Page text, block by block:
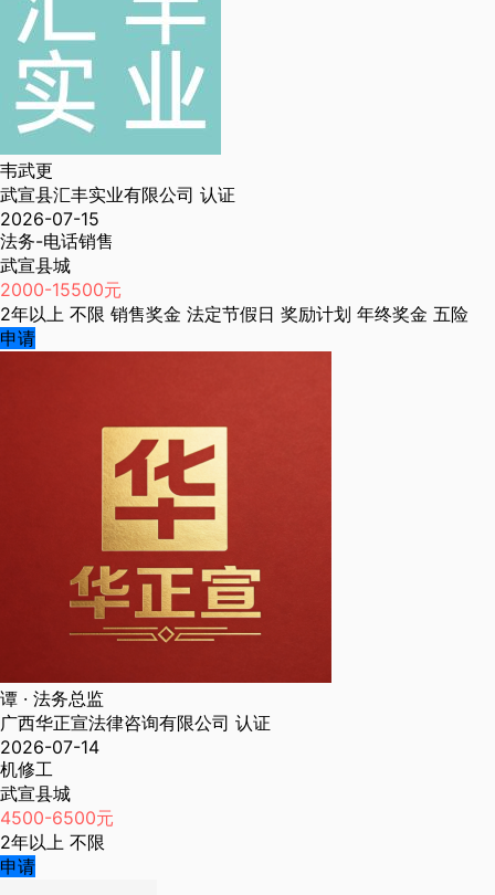
韦武更
武宣县汇丰实业有限公司 认证
2026-07-15
法务-电话销售
武宣县城
2000-15500元
2年以上 不限 销售奖金 法定节假日 奖励计划 年终奖金 五险
申请
谭 · 法务总监
广西华正宣法律咨询有限公司 认证
2026-07-14
机修工
武宣县城
4500-6500元
2年以上 不限
申请